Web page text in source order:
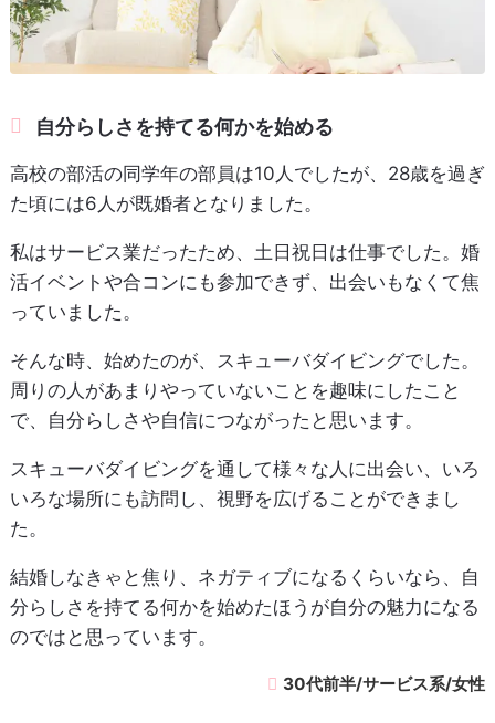
自分らしさを持てる何かを始める
高校の部活の同学年の部員は10人でしたが、28歳を過ぎ
た頃には6人が既婚者となりました。
私はサービス業だったため、土日祝日は仕事でした。婚
活イベントや合コンにも参加できず、出会いもなくて焦
っていました。
そんな時、始めたのが、スキューバダイビングでした。
周りの人があまりやっていないことを趣味にしたこと
で、自分らしさや自信につながったと思います。
スキューバダイビングを通して様々な人に出会い、いろ
いろな場所にも訪問し、視野を広げることができまし
た。
結婚しなきゃと焦り、ネガティブになるくらいなら、自
分らしさを持てる何かを始めたほうが自分の魅力になる
のではと思っています。
30代前半/サービス系/女性